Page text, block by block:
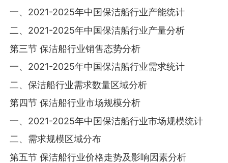
一、2021-2025年中国保洁船行业产能统计
二、2021-2025年中国保洁船行业产量分析
第三节 保洁船行业销售态势分析
一、2021-2025年中国保洁船行业需求统计
二、保洁船行业需求数量区域分析
第四节 保洁船行业市场规模分析
一、2021-2025年中国保洁船行业市场规模统计
二、需求规模区域分布
第五节 保洁船行业价格走势及影响因素分析